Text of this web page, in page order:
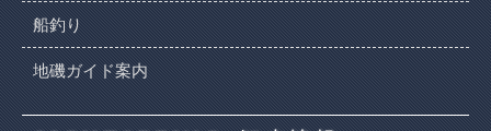
船釣り
地磯ガイド案内